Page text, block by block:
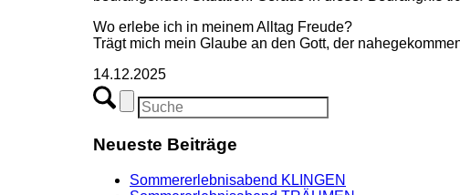
Wo erlebe ich in meinem Alltag Freude?
Trägt mich mein Glaube an den Gott, der
14.12.2025
Neueste Beiträge
Sommererlebnisabend KLINGEN